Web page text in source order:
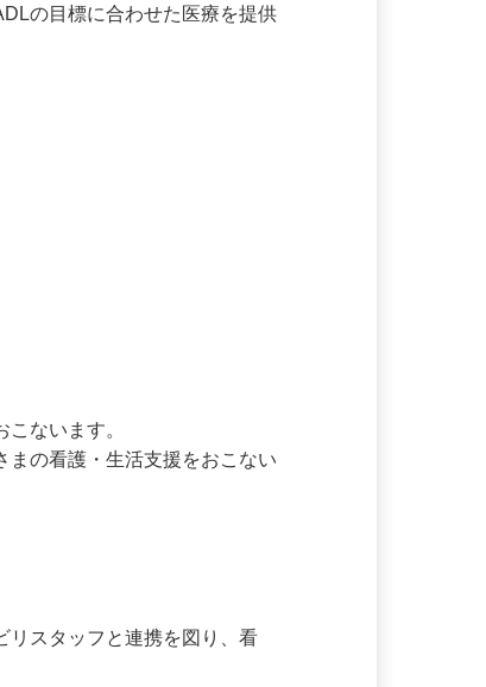
の目標に合わせた医療を提供
おこないます。
まの看護・生活支援をおこない
リスタッフと連携を図り、看